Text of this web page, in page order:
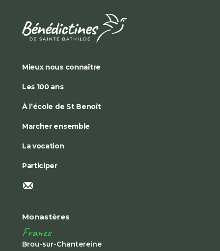
Mieux nous connaître
Les 100 ans
À l’école de St Benoît
Marcher ensemble
La vocation
Participer
Monastères
France
Brou-sur-Chantereine